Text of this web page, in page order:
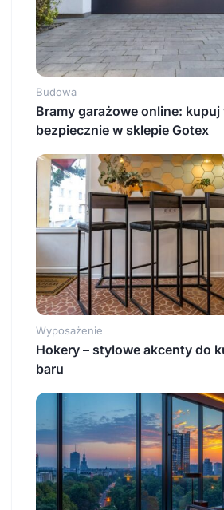
Budowa
Bramy garażowe online:
bezpiecznie w sklepie Gotex
Wyposażenie
Hokery – stylowe akcenty do
baru